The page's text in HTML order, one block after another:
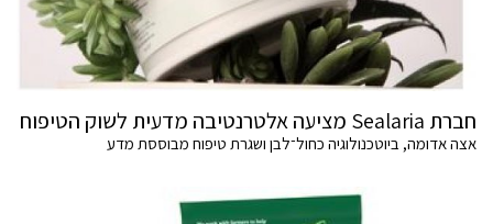
חברת Sealaria מציעה אלטרנטיבה מדעית לשוק הטיפוח
אצה אדומה, ביוטכנולוגיה כחול־לבן ושגרת טיפוח מבוססת מדע